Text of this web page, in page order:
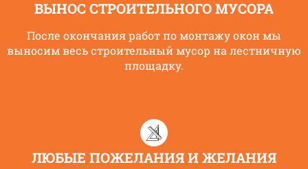
ВЫНОС СТРОИТЕЛЬНОГО МУСОРА
После окончания работ по монтажу окон мы
выносим весь строительный мусор на лестничную
площадку.
ЛЮБЫЕ ПОЖЕЛАНИЯ И ЖЕЛАНИЯ